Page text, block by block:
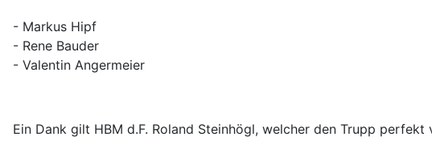
- Markus Hipf
- Rene Bauder
- Valentin Angermeier
Ein Dank gilt HBM d.F. Roland Steinhögl, welcher den Trupp